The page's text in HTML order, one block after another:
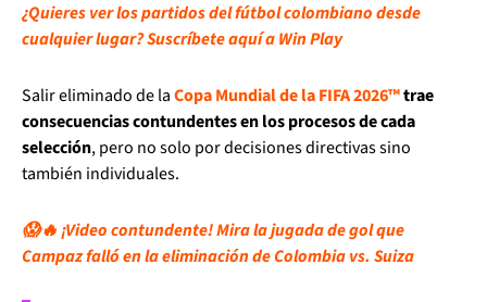
¿Quieres ver los partidos del fútbol colombiano desde
cualquier lugar? Suscríbete aquí a Win Play
Salir eliminado de laCopa Mundial de la FIFA 2026™trae
consecuencias contundentes en los procesos de cada
selección, pero no solo por decisiones directivas sino
también individuales.
😱🔥 ¡Video contundente! Mira la jugada de gol que
Campaz falló en la eliminación de Colombia vs. Suiza